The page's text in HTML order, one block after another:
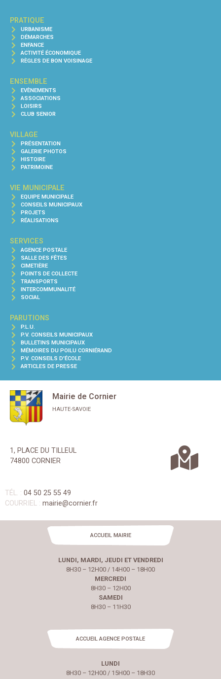
PRATIQUE
URBANISME
DÉMARCHES
ENFANCE
ACTIVITÉ ÉCONOMIQUE
RÈGLES DE BON VOISINAGE
ENSEMBLE
EVÈNEMENTS
ASSOCIATIONS
LOISIRS
CLUB SENIOR
VILLAGE
PRÉSENTATION
GALERIE PHOTOS
HISTOIRE
PATRIMOINE
VIE MUNICIPALE
EQUIPE MUNICIPALE
CONSEILS MUNICIPAUX
PROJETS
RÉALISATIONS
SERVICES
AGENCE POSTALE
SALLE DES FÊTES
CIMETIÈRE
POINTS DE COLLECTE
TRANSPORTS
INTERCOMMUNALITÉ
SOCIAL
PARUTIONS
P.L.U.
P.V. CONSEILS MUNICIPAUX
BULLETINS MUNICIPAUX
MÉMOIRES DU POILU CORNIÉRAND
P.V. CONSEILS D'ÉCOLE
ARTICLES DE PRESSE
Mairie de Cornier
HAUTE-SAVOIE
1, PLACE DU TILLEUL
74800 CORNIER
TÉL. : 04 50 25 55 49
COURRIEL : mairie@cornier.fr
ACCUEIL MAIRIE
LUNDI, MARDI, JEUDI ET VENDREDI
8H30 – 12H00 / 14H00 – 18H00
MERCREDI
8H30 – 12H00
SAMEDI
8H30 – 11H30
ACCUEIL AGENCE POSTALE
LUNDI
8H30 – 12H00 / 15H00 – 18H30